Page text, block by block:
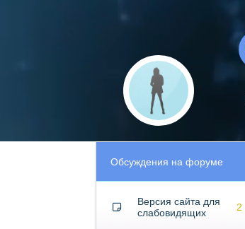
Обсуждения на форуме
Версия сайта для
слабовидящих
2